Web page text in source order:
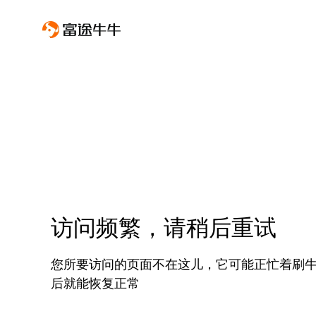
访问频繁，请稍后重试
您所要访问的页面不在这儿，它可能正忙着刷
后就能恢复正常